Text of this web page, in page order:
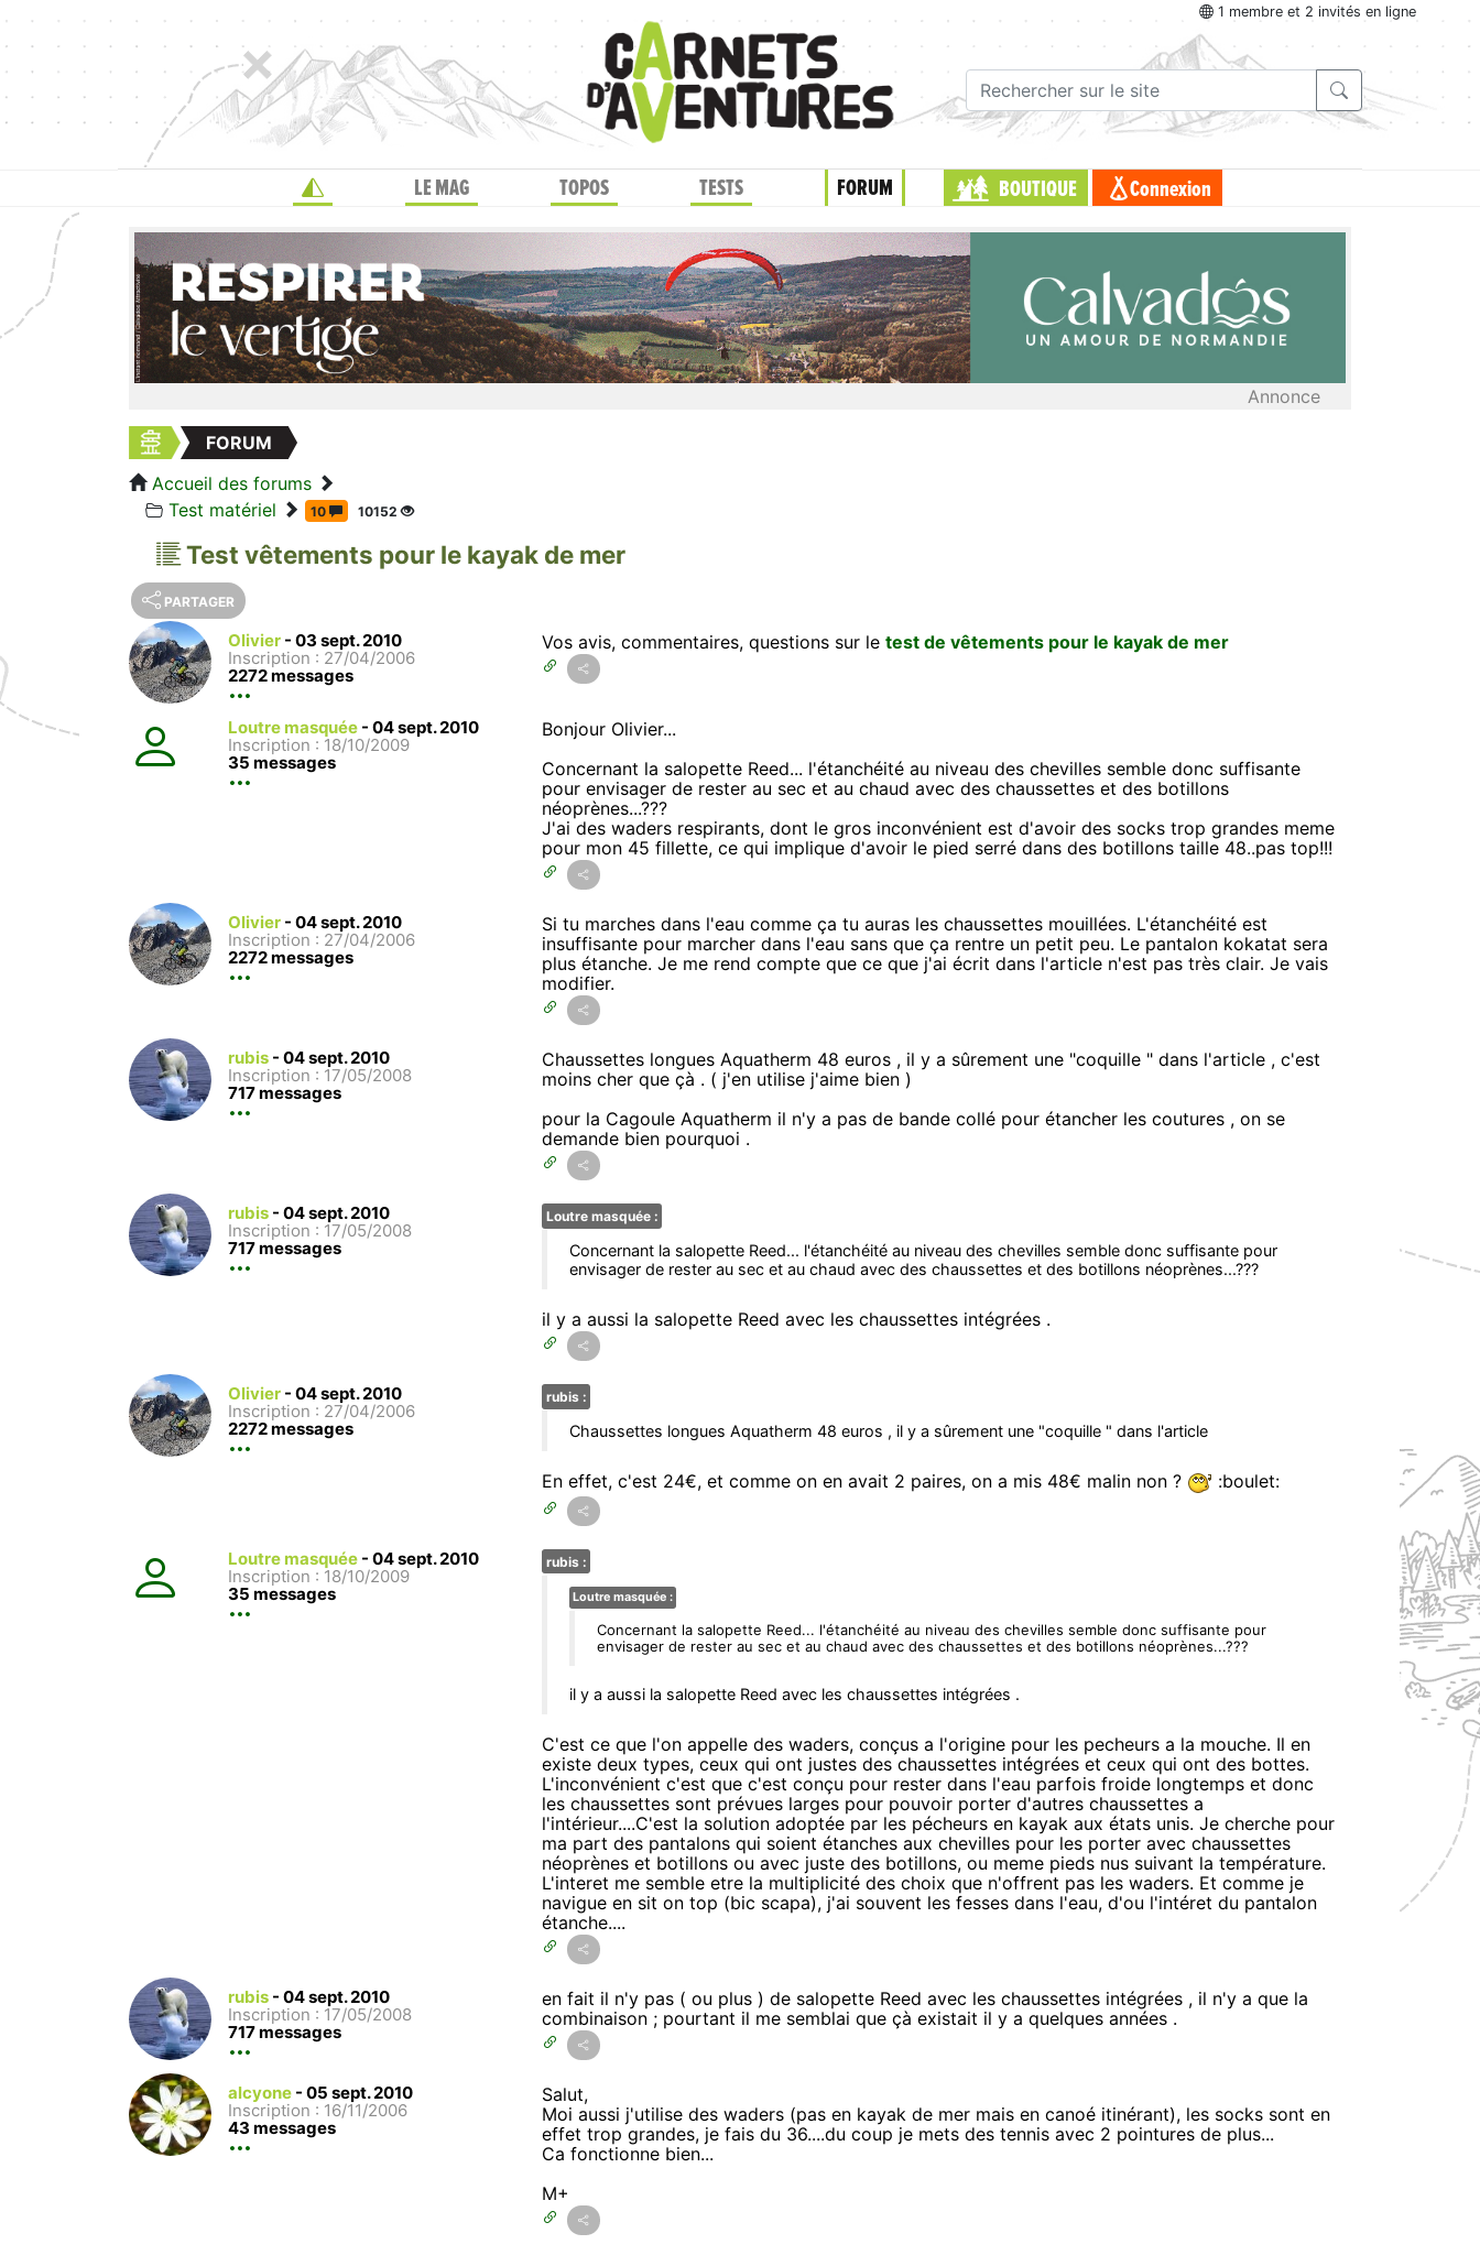
1 membre et 2 invités en ligne
LE MAG TOPOS TESTS FORUM BOUTIQUE Connexion
Annonce
FORUM
Accueil des forums
Test matériel
10 10152
Test vêtements pour le kayak de mer
PARTAGER
Olivier - 03 sept. 2010
Inscription : 27/04/2006
2272 messages
Vos avis, commentaires, questions sur le test de vêtements pour le kayak de mer
Loutre masquée - 04 sept. 2010
Inscription : 18/10/2009
35 messages
Bonjour Olivier...
Concernant la salopette Reed... l'étanchéité au niveau des chevilles semble donc suffisante
pour envisager de rester au sec et au chaud avec des chaussettes et des botillons
néoprènes...???
J'ai des waders respirants, dont le gros inconvénient est d'avoir des socks trop grandes meme
pour mon 45 fillette, ce qui implique d'avoir le pied serré dans des botillons taille 48..pas top!!!
Olivier - 04 sept. 2010
Inscription : 27/04/2006
2272 messages
Si tu marches dans l'eau comme ça tu auras les chaussettes mouillées. L'étanchéité est
insuffisante pour marcher dans l'eau sans que ça rentre un petit peu. Le pantalon kokatat sera
plus étanche. Je me rend compte que ce que j'ai écrit dans l'article n'est pas très clair. Je vais
modifier.
rubis - 04 sept. 2010
Inscription : 17/05/2008
717 messages
Chaussettes longues Aquatherm 48 euros , il y a sûrement une "coquille " dans l'article , c'est
moins cher que çà . ( j'en utilise j'aime bien )
pour la Cagoule Aquatherm il n'y a pas de bande collé pour étancher les coutures , on se
demande bien pourquoi .
rubis - 04 sept. 2010
Inscription : 17/05/2008
717 messages
Loutre masquée :
Concernant la salopette Reed... l'étanchéité au niveau des chevilles semble donc suffisante pour
envisager de rester au sec et au chaud avec des chaussettes et des botillons néoprènes...???
il y a aussi la salopette Reed avec les chaussettes intégrées .
Olivier - 04 sept. 2010
Inscription : 27/04/2006
2272 messages
rubis :
Chaussettes longues Aquatherm 48 euros , il y a sûrement une "coquille " dans l'article
En effet, c'est 24€, et comme on en avait 2 paires, on a mis 48€ malin non ? :boulet:
Loutre masquée - 04 sept. 2010
Inscription : 18/10/2009
35 messages
rubis :
Loutre masquée :
Concernant la salopette Reed... l'étanchéité au niveau des chevilles semble donc suffisante pour
envisager de rester au sec et au chaud avec des chaussettes et des botillons néoprènes...???
il y a aussi la salopette Reed avec les chaussettes intégrées .
C'est ce que l'on appelle des waders, conçus a l'origine pour les pecheurs a la mouche. Il en
existe deux types, ceux qui ont justes des chaussettes intégrées et ceux qui ont des bottes.
L'inconvénient c'est que c'est conçu pour rester dans l'eau parfois froide longtemps et donc
les chaussettes sont prévues larges pour pouvoir porter d'autres chaussettes a
l'intérieur....C'est la solution adoptée par les pécheurs en kayak aux états unis. Je cherche pour
ma part des pantalons qui soient étanches aux chevilles pour les porter avec chaussettes
néoprènes et botillons ou avec juste des botillons, ou meme pieds nus suivant la température.
L'interet me semble etre la multiplicité des choix que n'offrent pas les waders. Et comme je
navigue en sit on top (bic scapa), j'ai souvent les fesses dans l'eau, d'ou l'intéret du pantalon
étanche....
rubis - 04 sept. 2010
Inscription : 17/05/2008
717 messages
en fait il n'y pas ( ou plus ) de salopette Reed avec les chaussettes intégrées , il n'y a que la
combinaison ; pourtant il me semblai que çà existait il y a quelques années .
alcyone - 05 sept. 2010
Inscription : 16/11/2006
43 messages
Salut,
Moi aussi j'utilise des waders (pas en kayak de mer mais en canoé itinérant), les socks sont en
effet trop grandes, je fais du 36....du coup je mets des tennis avec 2 pointures de plus...
Ca fonctionne bien...
M+